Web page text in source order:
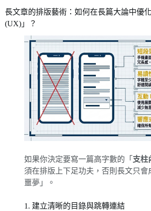
長文章的排版藝術：如何在長篇大論中優
(UX)」？
如果你決定要寫一篇高字數的「 支柱
須在排版上下足功夫，否則長文只會
噩夢」。
1. 建立清晰的目錄與跳轉連結